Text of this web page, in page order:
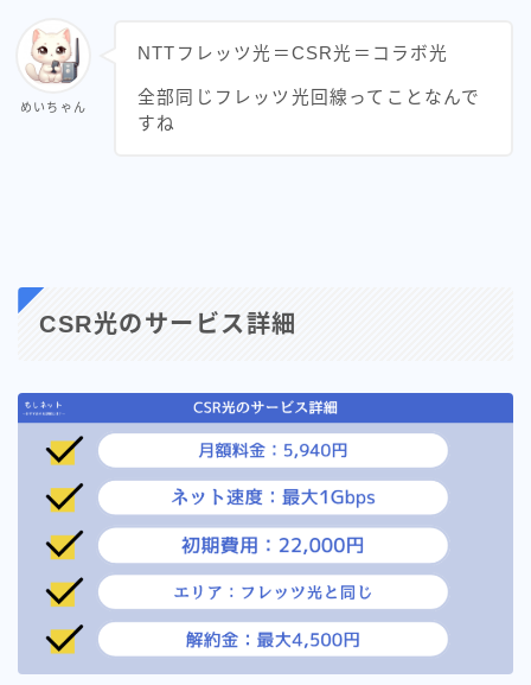
めいちゃん
NTTフレッツ光＝CSR光＝コラボ光
全部同じフレッツ光回線ってことなんで
すね
CSR光のサービス詳細